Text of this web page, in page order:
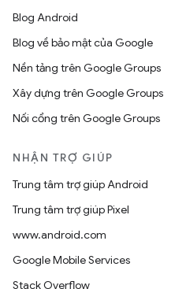
Blog Android
Blog về bảo mật của Google
Nền tảng trên Google Groups
Xây dựng trên Google Groups
Nối cổng trên Google Groups
NHẬN TRỢ GIÚP
Trung tâm trợ giúp Android
Trung tâm trợ giúp Pixel
www.android.com
Google Mobile Services
Stack Overflow